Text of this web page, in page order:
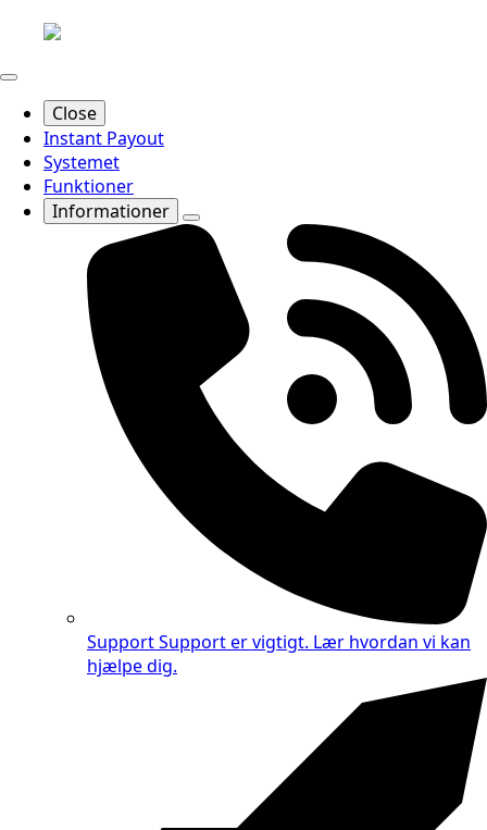
Close
Instant Payout
Systemet
Funktioner
Informationer
SupportSupport er vigtigt. Lær hvordan vi kan
hjælpe dig.